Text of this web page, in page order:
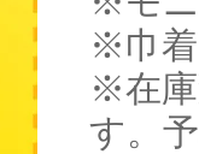
※巾着
※在庫
す。